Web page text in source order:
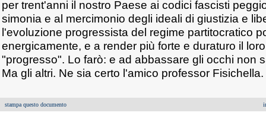
per trent'anni il nostro Paese ai codici fascisti
simonia e al mercimonio degli ideali di giustizia e
l'evoluzione progressista del regime partitocratico
energicamente, e a render più forte e duraturo il
"progresso". Lo farò: e ad abbassare gli occhi non
Ma gli altri. Ne sia certo l'amico professor Fisichella.
stampa questo documento